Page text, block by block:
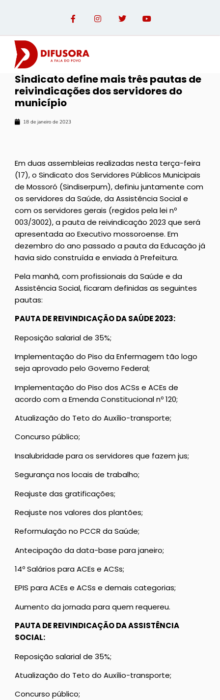
Sindicato define mais três pautas de
reivindicações dos servidores do
município
18 de janeiro de 2023
Em duas assembleias realizadas nesta terça-feira
(17), o Sindicato dos Servidores Públicos Municipais
de Mossoró (Sindiserpum), definiu juntamente com
os servidores da Saúde, da Assistência Social e
com os servidores gerais (regidos pela lei nº
003/3002), a pauta de reivindicação 2023 que será
apresentada ao Executivo mossoroense. Em
dezembro do ano passado a pauta da Educação já
havia sido construída e enviada à Prefeitura.
Pela manhã, com profissionais da Saúde e da
Assistência Social, ficaram definidas as seguintes
pautas:
PAUTA DE REIVINDICAÇÃO DA SAÚDE 2023:
Reposição salarial de 35%;
Implementação do Piso da Enfermagem tão logo
seja aprovado pelo Governo Federal;
Implementação do Piso dos ACSs e ACEs de
acordo com a Emenda Constitucional nº 120;
Atualização do Teto do Auxílio-transporte;
Concurso público;
Insalubridade para os servidores que fazem jus;
Segurança nos locais de trabalho;
Reajuste das gratificações;
Reajuste nos valores dos plantões;
Reformulação no PCCR da Saúde;
Antecipação da data-base para janeiro;
14º Salários para ACEs e ACSs;
EPIS para ACEs e ACSs e demais categorias;
Aumento da jornada para quem requereu.
PAUTA DE REIVINDICAÇÃO DA ASSISTÊNCIA
SOCIAL:
Reposição salarial de 35%;
Atualização do Teto do Auxílio-transporte;
Concurso público;